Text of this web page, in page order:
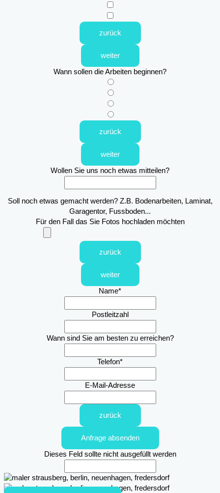
zurück
weiter
Wann sollen die Arbeiten beginnen?
zurück
weiter
Wollen Sie uns noch etwas mitteilen?
Soll noch etwas gemacht werden? Z.B. Bodenarbeiten, Laminat,
Garagentor, Fussboden...
Für den Fall das Sie Fotos hochladen möchten
zurück
weiter
Name*
Postleitzahl
Wann sind Sie am besten zu erreichen?
Telefon*
E-Mail-Adresse
zurück
Anfrage absenden
Dieses Feld sollte nicht ausgefüllt werden